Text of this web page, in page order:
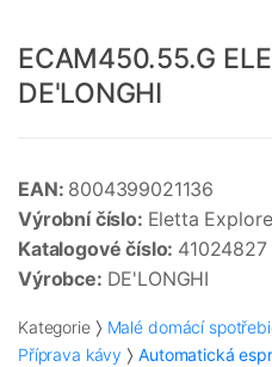
ECAM450.55.G
DE'LONGHI
EAN: 8004399021136
Výrobní číslo: Eletta
Katalogové číslo: 41024827
Výrobce: DE'LONGHI
Kategorie Malé domácí
Příprava kávy
Automatická